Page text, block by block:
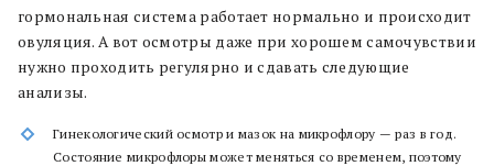
гормональная система работает нормально и происходит
овуляция. А вот осмотры даже при хорошем самочувствии
нужно проходить регулярно и сдавать следующие
анализы.
Гинекологический осмотр и мазок на микрофлору — раз в год.
Состояние микрофлоры может меняться со временем, поэтому